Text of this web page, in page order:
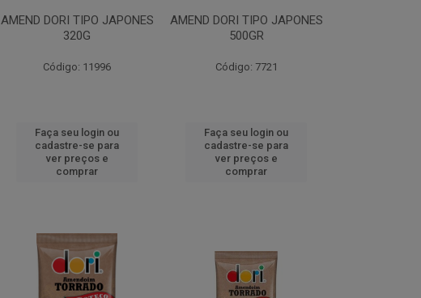
AMEND DORI TIPO JAPONES
320G
Código: 11996
Faça seu login ou
cadastre-se para
ver preços e
comprar
AMEND DORI TIPO JAPONES
500GR
Código: 7721
Faça seu login ou
cadastre-se para
ver preços e
comprar